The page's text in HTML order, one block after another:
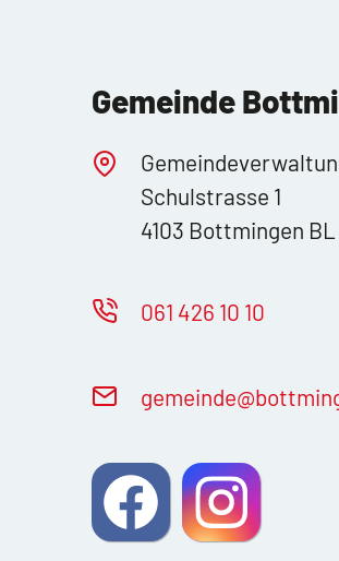
Gemeinde
Schulstrasse 1
4103 Bottmingen BL
061 426 10 10
g m nd b ttm